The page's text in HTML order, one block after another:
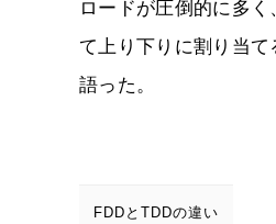
ロードが圧倒的に多
て上り下りに割り当
語った。
FDDとTDDの違い